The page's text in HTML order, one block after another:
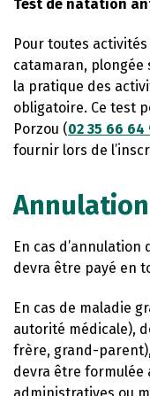
Test de natation
Pour toutes
catamaran,
la pratique des
obligatoire. Ce test
Porzou (02 35 66 64
fournir lors de
Annulation
En cas
devra être payé en
En cas de maladie
autorité médicale),
frère, grand-
devra être formulée
administratives ou